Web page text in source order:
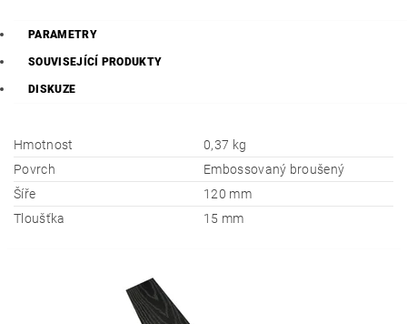
PARAMETRY
SOUVISEJÍCÍ PRODUKTY
DISKUZE
Hmotnost
0,37 kg
Povrch
Embossovaný broušený
Šíře
120 mm
Tloušťka
15 mm